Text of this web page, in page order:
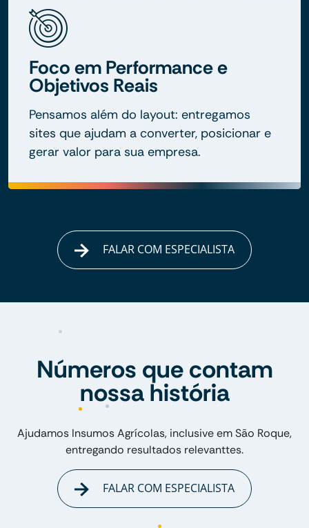
Foco em Performance e
Objetivos Reais
Pensamos além do layout: entregamos
sites que ajudam a converter, posicionar e
gerar valor para sua empresa.
FALAR COM ESPECIALISTA
Números que contam
nossa história
Ajudamos Insumos Agrícolas, inclusive em São Roque,
entregando resultados relevanttes.
FALAR COM ESPECIALISTA